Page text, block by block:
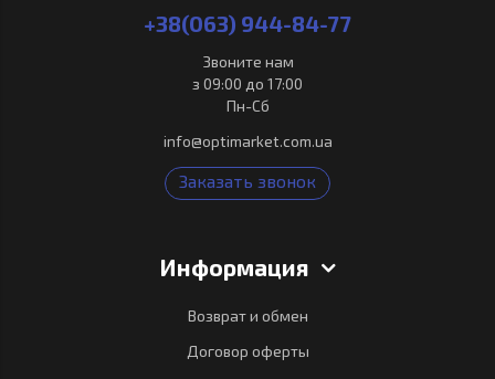
+38(063) 944-84-77
Звоните нам
з 09:00 до 17:00
Пн-Сб
info@optimarket.com.ua
Заказать звонок
Информация
Возврат и обмен
Договор оферты